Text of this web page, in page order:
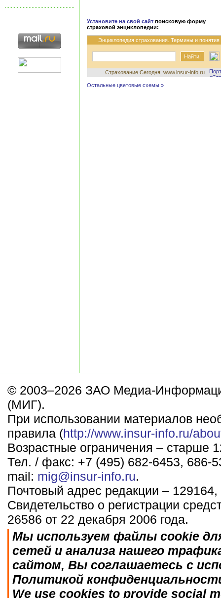
Установите на свой сайт поисковую форму
страховой энциклопедии:
Энциклопедия страхования. Термины и понятия
Страхование Сегодня. www.insur-info.ru
Остальные цветовые схемы »
© 2003–2026 ЗАО Медиа-
(МИГ).
При использовании материалов
правила (http://www.insur-info.ru/
Возрастные ограничения – старше
Тел. / факс: +7 (495) 682-6453, 686-
mail: mig@insur-info.ru.
Почтовый адрес редакции –
Свидетельство о регистрации
26586 от 22 декабря 2006 года.
Мы используем файлы cookie
сетей и анализа нашего
сайтом, Вы соглашаетесь с
Политикой
We use cookies to provide social